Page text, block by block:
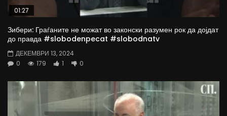
01:27
Зибери: Граѓаните не можат во законски разумен рок да дојдат
до правда #slobodenpecat #slobodnatv
ДЕКЕМВРИ 13, 2024
0
179 1 0